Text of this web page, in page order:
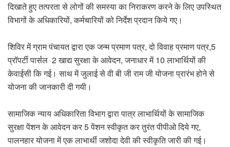
दिखाते हुए तत्परता से लोगों की समस्या का निराकरण करने के लिए उपस्थित
विभागों के अधिकारियों, कर्मचारियों को निर्देश प्रदान किये गए।
शिविर में ग्राम पंचायत द्वारा एक जन्म प्रमाण पत्र, दो विवाह प्रमाण पत्र,5
प्रॉपर्टी पार्सल 2 खाद्य सुरक्षा के आवेदन, जनाधार में 10 लाभार्थियों की
केवाईसी कि गई। साथ में जुलाई से वी बी जी राम जी योजना प्रारंभ होने से
योजना की जानकारी दी गयी।
सामाजिक न्याय अधिकारिता विभाग द्वारा पात्र लाभार्थियों के सामाजिक
सुरक्षा पेंशन के आवेदन कर 5 पेंशन स्वीकृत कर तुरंत पीपीओ दिये गए,
पालनहार योजना में एक लाभार्थी जशोदा देवी की स्वीकृति जारी की गई।